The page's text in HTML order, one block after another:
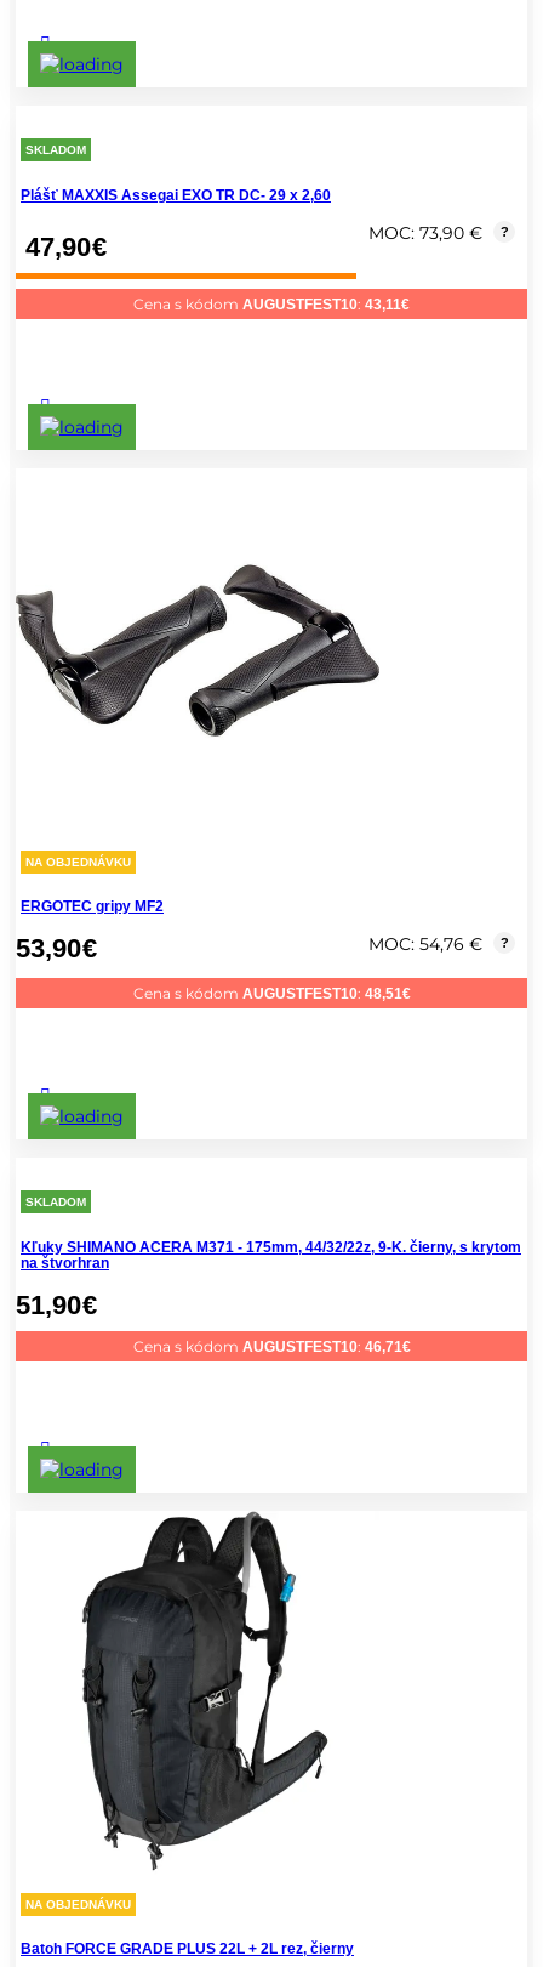
SKLADOM
Plášť MAXXIS Assegai EXO TR DC- 29 x 2,60
47,90€ MOC: 73,90 € ?
Cena s kódom AUGUSTFEST10: 43,11€
NA OBJEDNÁVKU
ERGOTEC gripy MF2
53,90€ MOC: 54,76 € ?
Cena s kódom AUGUSTFEST10: 48,51€
SKLADOM
Kľuky SHIMANO ACERA M371 - 175mm, 44/32/22z, 9-K. čierny, s krytom
na štvorhran
51,90€
Cena s kódom AUGUSTFEST10: 46,71€
NA OBJEDNÁVKU
Batoh FORCE GRADE PLUS 22L + 2L rez, čierny